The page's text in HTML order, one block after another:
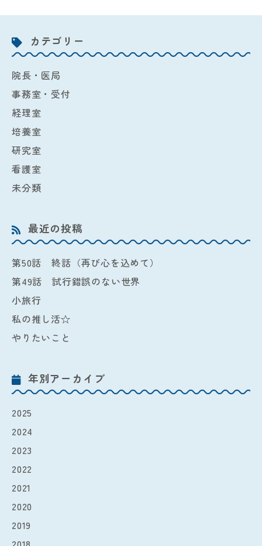
カテゴリー
院長・医局
事務室・受付
経理室
培養室
研究室
看護室
未分類
最近の投稿
第50話 終話（再び心を込めて）
第49話 試行錯誤のない世界
小旅行
私の推し活☆
やりたいこと
年別アーカイブ
2025
2024
2023
2022
2021
2020
2019